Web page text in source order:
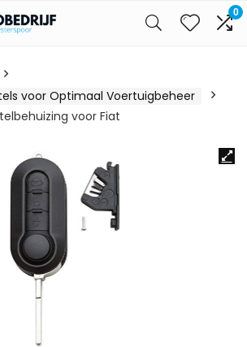
0
voor Optimaal Voertuigbeheer
voor Fiat